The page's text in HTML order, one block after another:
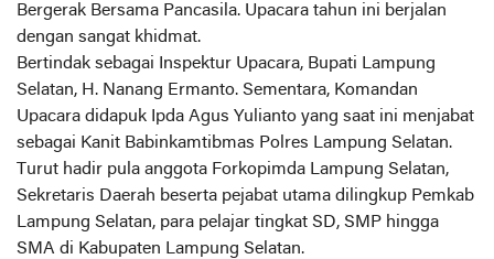
Bergerak Bersama Pancasila. Upacara tahun ini berjalan
dengan sangat khidmat.
Bertindak sebagai Inspektur Upacara, Bupati Lampung
Selatan, H. Nanang Ermanto. Sementara, Komandan
Upacara didapuk Ipda Agus Yulianto yang saat ini menjabat
sebagai Kanit Babinkamtibmas Polres Lampung Selatan.
Turut hadir pula anggota Forkopimda Lampung Selatan,
Sekretaris Daerah beserta pejabat utama dilingkup Pemkab
Lampung Selatan, para pelajar tingkat SD, SMP hingga
SMA di Kabupaten Lampung Selatan.